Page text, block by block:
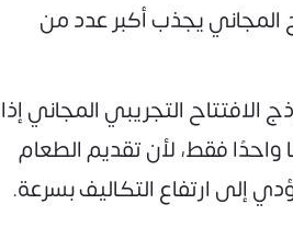
المجاني يجذب أكبر عدد من
الافتتاح التجريبي المجاني إذا
واحدًا فقط، لأن تقديم الطعام
إلى ارتفاع التكاليف بسرعة.